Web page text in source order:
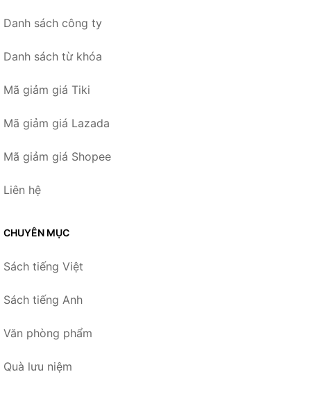
Danh sách công ty
Danh sách từ khóa
Mã giảm giá Tiki
Mã giảm giá Lazada
Mã giảm giá Shopee
Liên hệ
CHUYÊN MỤC
Sách tiếng Việt
Sách tiếng Anh
Văn phòng phẩm
Quà lưu niệm